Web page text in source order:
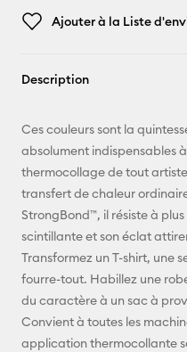
Ajouter à la Liste
Description
Ces couleurs sont la
absolument indispensables
thermocollage de tout
transfert de chaleur
StrongBond™, il résiste à
scintillante et son éclat
Transformez un T-shirt, une
fourre-tout. Habillez une
du caractère à un sac à
Convient à toutes les
application thermocollante